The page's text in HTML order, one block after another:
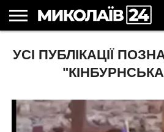
НОВИНИ
НОВИНИ
МИКОЛАЄВА
МИКОЛАЇВСЬКА
ОБЛАСТЬ
НОВИНИ
СПОРТУ
УКРАЇНА
ТА СВІТ
НОВИНИ
КОМПАНІЙ
АСТРОЛОГІЯ
СВЯТА
В
КОРИСНІ
СТАТТІ
УСІ ПУБЛІКАЦІЇ